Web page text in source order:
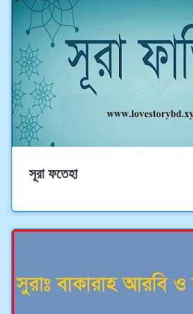
সূরা ফতেহা